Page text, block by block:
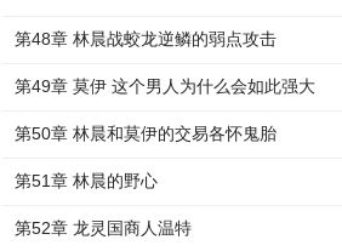
第48章 林晨战蛟龙逆鳞的弱点攻击
第49章 莫伊 这个男人为什么会如此强大
第50章 林晨和莫伊的交易各怀鬼胎
第51章 林晨的野心
第52章 龙灵国商人温特